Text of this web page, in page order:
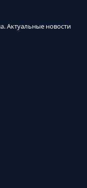
Актуальные новости